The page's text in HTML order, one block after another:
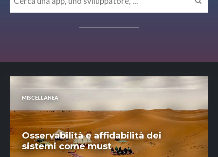
MISCELLANEA
Osservabilità e affidabilità dei
sistemi come must